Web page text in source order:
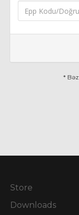
*
Store
Downloads